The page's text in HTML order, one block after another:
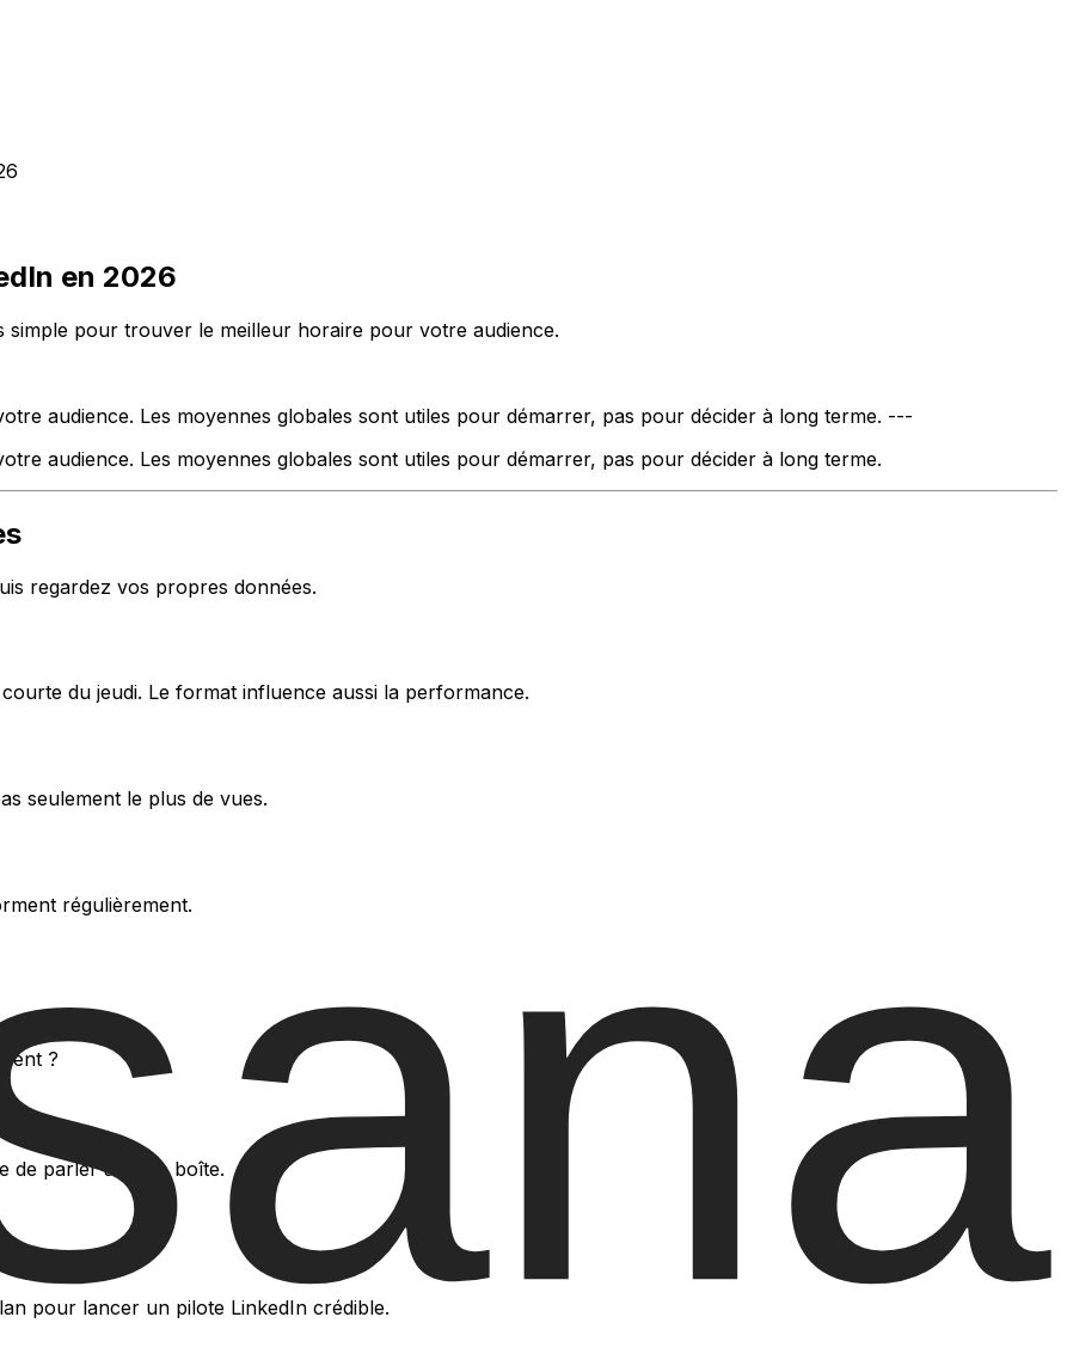
en 2026
simple pour trouver le meilleur horaire pour votre audience.
audience. Les moyennes globales sont utiles pour démarrer, pas pour décider à long terme. ---
audience. Les moyennes globales sont utiles pour démarrer, pas pour décider à long terme.
regardez vos propres données.
du jeudi. Le format influence aussi la performance.
seulement le plus de vues.
régulièrement.
?
de parler à votre boîte.
pour lancer un pilote LinkedIn crédible.